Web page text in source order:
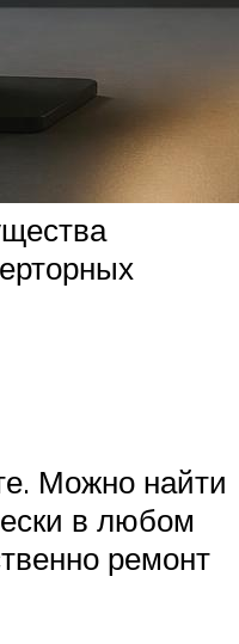
Можно найти
в любом
ремонт